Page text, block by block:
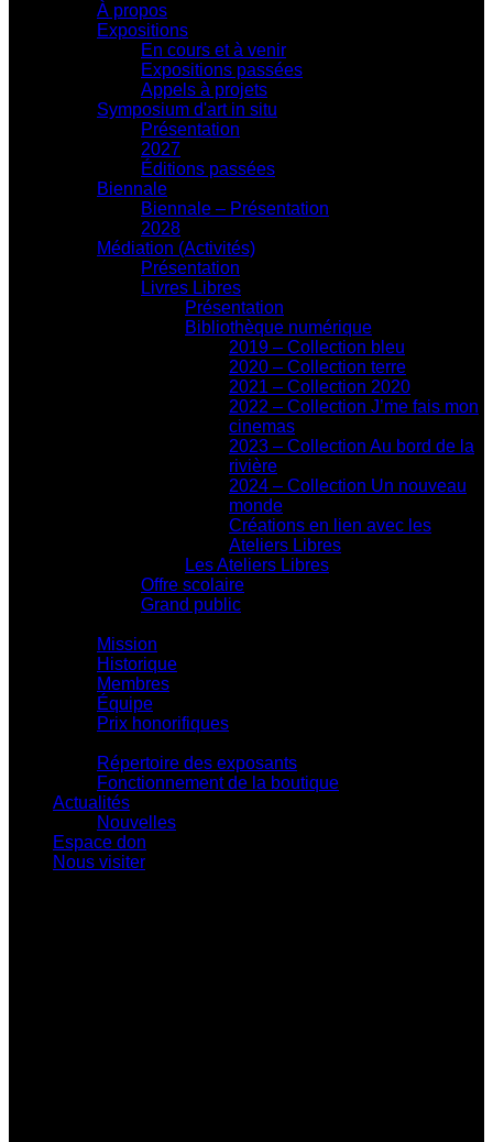
À propos
Expositions
En cours et à venir
Expositions passées
Appels à projets
Symposium d'art in situ
Présentation
2027
Éditions passées
Biennale
Biennale – Présentation
2028
Médiation (Activités)
Présentation
Livres Libres
Présentation
Bibliothèque numérique
2019 – Collection bleu
2020 – Collection terre
2021 – Collection 2020
2022 – Collection J’me fais mon
cinemas
2023 – Collection Au bord de la
rivière
2024 – Collection Un nouveau
monde
Créations en lien avec les
Ateliers Libres
Les Ateliers Libres
Offre scolaire
Grand public
Mission
Historique
Membres
Équipe
Prix honorifiques
Répertoire des exposants
Fonctionnement de la boutique
Actualités
Nouvelles
Espace don
Nous visiter